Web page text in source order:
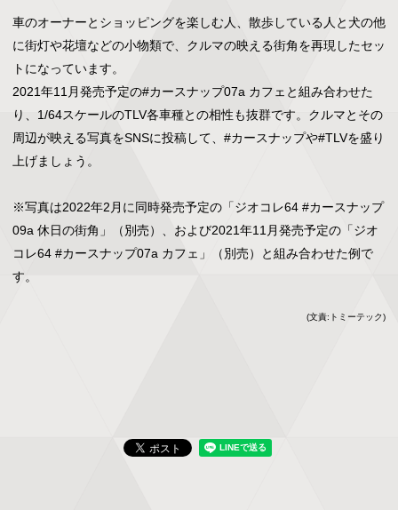
車のオーナーとショッピングを楽しむ人、散歩している人と犬の他
に街灯や花壇などの小物類で、クルマの映える街角を再現したセッ
トになっています。
2021年11月発売予定の#カースナップ07a カフェと組み合わせた
り、1/64スケールのTLV各車種との相性も抜群です。クルマとその
周辺が映える写真をSNSに投稿して、#カースナップや#TLVを盛り
上げましょう。
※写真は2022年2月に同時発売予定の「ジオコレ64 #カースナップ
09a 休日の街角」（別売）、および2021年11月発売予定の「ジオ
コレ64 #カースナップ07a カフェ」（別売）と組み合わせた例で
す。
(文責:トミーテック)